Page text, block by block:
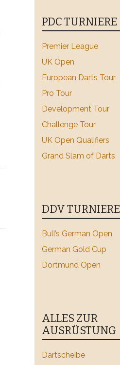
PDC TURNIERE
Premier League
UK Open
European Darts Tour
Pro Tour
Development Tour
Challenge Tour
UK Open Qualifiers
Grand Slam of Darts
DDV TURNIERE
Bull’s German Open
German Gold Cup
Dortmund Open
ALLES ZUR
AUSRÜSTUNG
Dartscheibe